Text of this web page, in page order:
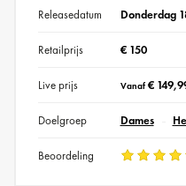
Releasedatum Donderdag
Retailprijs € 150
Live prijs Vanaf€
Doelgroep Dames
Beoordeling